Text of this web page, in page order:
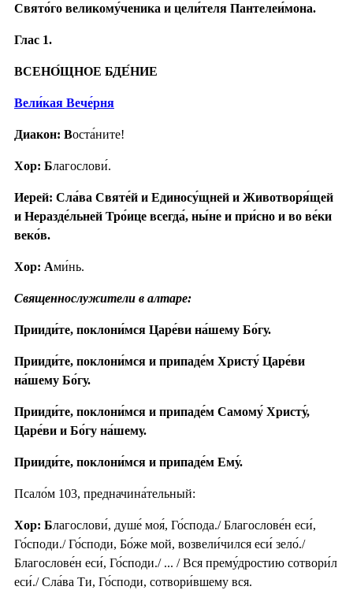
Свято́го великому́ченика и цели́теля Пантелеи́мона.
Глас 1.
ВСЕНО́ЩНОЕ БДЕ́НИЕ
Вели́кая Вече́рня
Диакон: Воста́ните!
Хор: Благослови́.
Иерей: Сла́ва Святе́й и Единосу́щней и Животворя́щей
и Неразде́льней Тро́ице всегда́, ны́не и при́сно и во ве́ки
веко́в.
Хор: Ами́нь.
Священнослужители в алтаре:
Прииди́те, поклони́мся Царе́ви на́шему Бо́гу.
Прииди́те, поклони́мся и припаде́м Христу́ Царе́ви
на́шему Бо́гу.
Прииди́те, поклони́мся и припаде́м Самому́ Христу́,
Царе́ви и Бо́гу на́шему.
Прииди́те, поклони́мся и припаде́м Ему́.
Псало́м 103, предначина́тельный:
Хор: Благослови́, душе́ моя́, Го́спода./ Благослове́н еси́,
Го́споди./ Го́споди, Бо́же мой, возвели́чился еси́ зело́./
Благослове́н еси́, Го́споди./ ... / Вся прему́дростию сотвори́л
еси́./ Сла́ва Ти, Го́споди, сотвори́вшему вся.